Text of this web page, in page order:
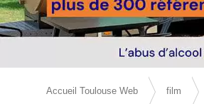
Accueil Toulouse Web film